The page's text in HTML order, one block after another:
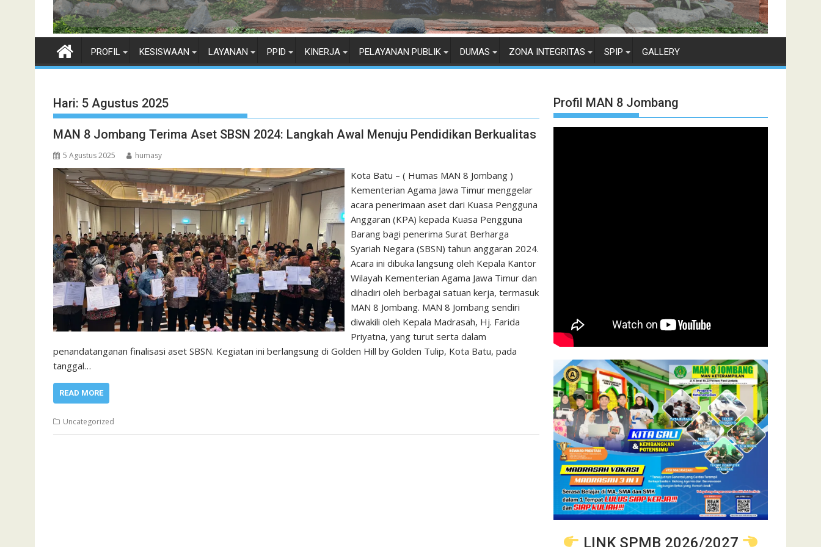
PROFIL KESISWAAN LAYANAN PPID KINERJA PELAYANAN PUBLIK DUMAS ZONA INTEGRITAS SPIP GALLERY
Hari: 5 Agustus 2025
MAN 8 Jombang Terima Aset SBSN 2024: Langkah Awal Menuju Pendidikan Berkualitas
5 Agustus 2025 humasy
Kota Batu – ( Humas MAN 8 Jombang )
Kementerian Agama Jawa Timur menggelar
acara penerimaan aset dari Kuasa Pengguna
Anggaran (KPA) kepada Kuasa Pengguna
Barang bagi penerima Surat Berharga
Syariah Negara (SBSN) tahun anggaran 2024.
Acara ini dibuka langsung oleh Kepala Kantor
Wilayah Kementerian Agama Jawa Timur dan
dihadiri oleh berbagai satuan kerja, termasuk
MAN 8 Jombang. MAN 8 Jombang sendiri
diwakili oleh Kepala Madrasah, Hj. Farida
Priyatna, yang turut serta dalam
penandatanganan finalisasi aset SBSN. Kegiatan ini berlangsung di Golden Hill by Golden Tulip, Kota Batu, pada
tanggal…
READ MORE
Uncategorized
Profil MAN 8 Jombang
LINK SPMB 2026/2027